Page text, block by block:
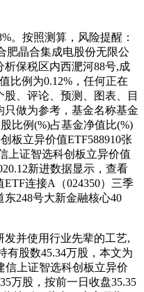
按照测算，风险提醒：
肥晶合集成电股份无限公
保税区内西淝河88号,成
比例为0.12%，任何正在
、评论、预测、图表、目
做为参考，基金名称基金
比例(%)占基金净值比(%)
板立异价值ETF588910张
上证智选科创板立异价值
新进数据显示，查看
连接A（024350）三季
东248号大新金融核心40
并使用行业先辈的工艺,
有股数45.34万股，本文为
信上证智选科创板立异价
万股，按前一日收盘35.35